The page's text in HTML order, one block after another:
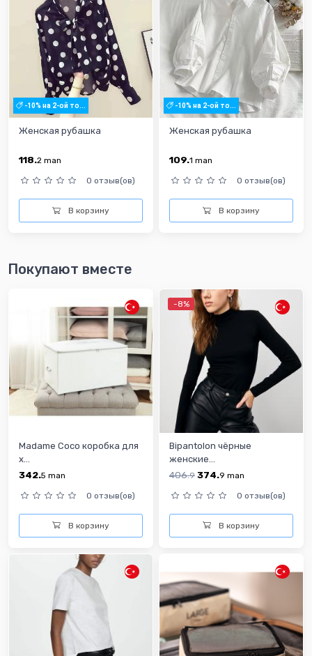
-10% на 2-ой то...
Женская рубашка
118.2 man
0 отзыв(ов)
В корзину
-10% на 2-ой то...
Женская рубашка
109.1 man
0 отзыв(ов)
В корзину
Покупают вместе
Madame Coco коробка для
х...
342.5 man
0 отзыв(ов)
В корзину
-8%
Bipantolon чёрные
женские...
406.9 374.9 man
0 отзыв(ов)
В корзину